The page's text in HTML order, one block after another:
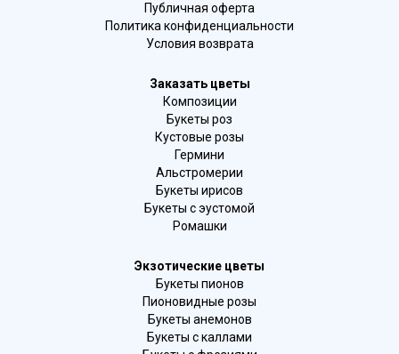
Публичная оферта
Политика конфиденциальности
Условия возврата
Заказать цветы
Композиции
Букеты роз
Кустовые розы
Гермини
Альстромерии
Букеты ирисов
Букеты с эустомой
Ромашки
Экзотические цветы
Букеты пионов
Пионовидные розы
Букеты анемонов
Букеты с каллами